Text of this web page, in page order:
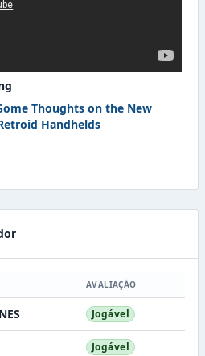
Thoughts on the New
Handhelds
AVALIAÇÃO
Jogável
Jogável